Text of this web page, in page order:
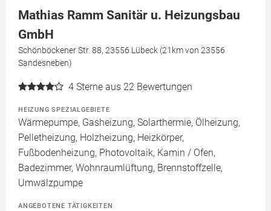
Mathias Ramm Sanitär u. Heizungsbau
GmbH
Schönböckener Str. 88, 23556 Lübeck (21km von 23556
Sandesneben)
4 Sterne aus 22 Bewertungen
HEIZUNG SPEZIALGEBIETE
Wärmepumpe, Gasheizung, Solarthermie, Ölheizung,
Pelletheizung, Holzheizung, Heizkörper,
Fußbodenheizung, Photovoltaik, Kamin / Ofen,
Badezimmer, Wohnraumlüftung, Brennstoffzelle,
Umwälzpumpe
ANGEBOTENE TÄTIGKEITEN